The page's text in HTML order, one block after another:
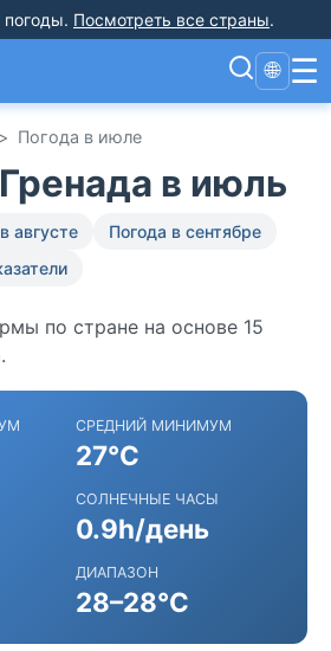
. Посмотреть все страны.
🌐 ☰
> Погода в июле
в июль
августе
Погода в сентябре
по стране на основе 15
СРЕДНИЙ МИНИМУМ
27°C
СОЛНЕЧНЫЕ ЧАСЫ
0.9h/день
ДИАПАЗОН
28–28°C